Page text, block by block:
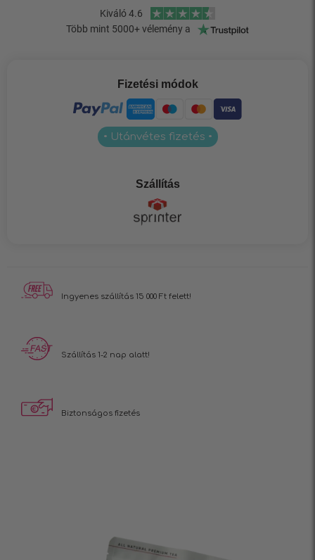
Fizetési módok
• Utánvétes fizetés •
Szállítás
Ingyenes szállítás 15 000 Ft felett!
Szállítás 1-2 nap alatt!
Biztonságos fizetés